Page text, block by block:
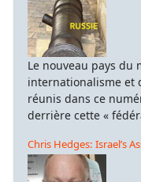
Le nouveau pays du
internationalisme et
réunis dans ce
derrière cette «
Chris Hedges: Israel’s